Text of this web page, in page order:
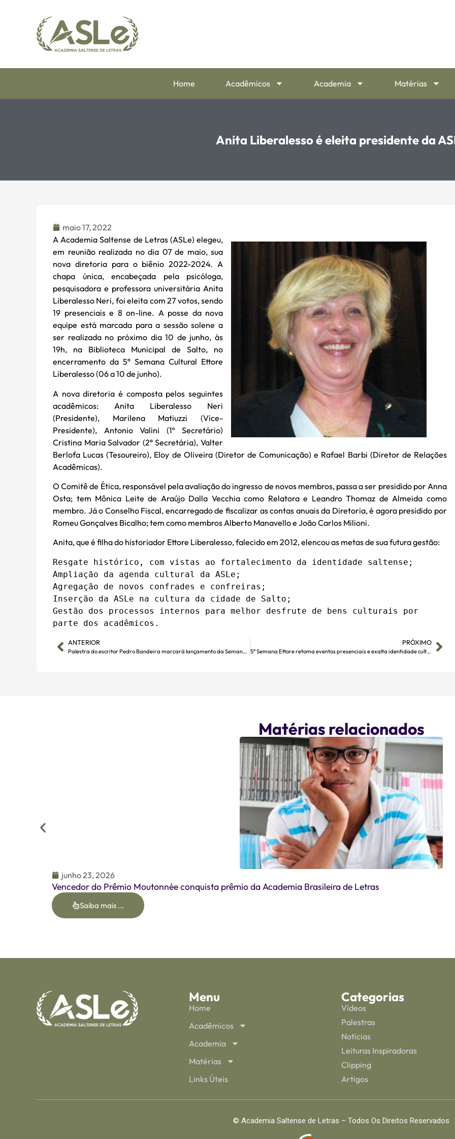
Home Acadêmicos Academia Matérias
Anita Liberalesso é eleita presidente da
maio 17, 2022
A Academia Saltense de Letras (ASLe) elegeu,
em reunião realizada no dia 07 de maio, sua
nova diretoria para o biênio 2022-2024. A
chapa única, encabeçada pela psicóloga,
pesquisadora e professora universitária Anita
Liberalesso Neri, foi eleita com 27 votos, sendo
19 presenciais e 8 on-line. A posse da nova
equipe está marcada para a sessão solene a
ser realizada no próximo dia 10 de junho, às
19h, na Biblioteca Municipal de Salto, no
encerramento da 5ª Semana Cultural Ettore
Liberalesso (06 a 10 de junho).
A nova diretoria é composta pelos seguintes
acadêmicos: Anita Liberalesso Neri
(Presidente), Marilena Matiuzzi (Vice-
Presidente), Antonio Valini (1º Secretário)
Cristina Maria Salvador (2ª Secretária), Valter
Berlofa Lucas (Tesoureiro), Eloy de Oliveira (Diretor de Comunicação) e Rafael Barbi (Diretor de Relações
Acadêmicas).
O Comitê de Ética, responsável pela avaliação do ingresso de novos membros, passa a ser presidido por Anna
Osta; tem Mônica Leite de Araújo Dalla Vecchia como Relatora e Leandro Thomaz de Almeida como
membro. Já o Conselho Fiscal, encarregado de fiscalizar as contas anuais da Diretoria, é agora presidido por
Romeu Gonçalves Bicalho; tem como membros Alberto Manavello e João Carlos Milioni.
Anita, que é filha do historiador Ettore Liberalesso, falecido em 2012, elencou as metas de sua futura gestão:
Resgate histórico, com vistas ao fortalecimento da identidade saltense;
Ampliação da agenda cultural da ASLe;
Agregação de novos confrades e confreiras;
Inserção da ASLe na cultura da cidade de Salto;
Gestão dos processos internos para melhor desfrute de bens culturais por
parte dos acadêmicos.
ANTERIOR
Palestra do escritor Pedro Bandeira marcará lançamento da Semana Ettore
PRÓXIMO
5ª Semana Ettore retoma eventos presenciais e exalta identidade cultural
Matérias relacionados
junho 23, 2026
Vencedor do Prêmio Moutonnée conquista prêmio da Academia Brasileira de Letras
Saiba mais ...
Menu
Home
Acadêmicos
Academia
Matérias
Links Úteis
Categorias
Vídeos
Palestras
Notícias
Leituras Inspiradoras
Clipping
Artigos
© Academia Saltense de Letras – Todos Os Direitos Reservados